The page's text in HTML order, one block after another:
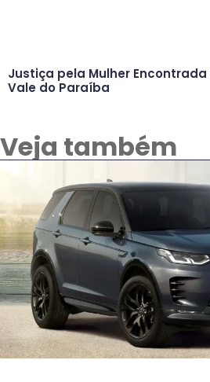
Justiça pela Mulher
Vale do Paraíba
Veja também